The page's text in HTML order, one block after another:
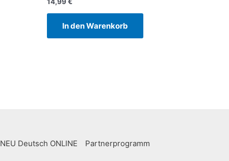
mit
0
In den Warenkorb
NEU Deutsch ONLINE Partnerprogramm